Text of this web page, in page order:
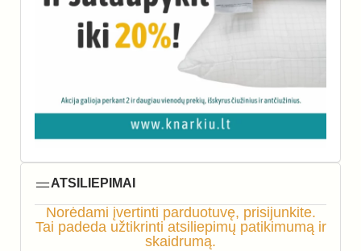
ATSILIEPIMAI
Norėdami įvertinti parduotuvę, prisijunkite.
Tai padeda užtikrinti atsiliepimų patikimumą ir
skaidrumą.